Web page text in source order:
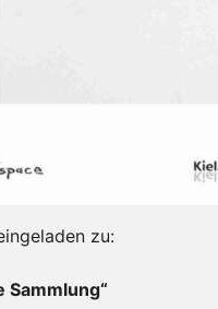
zu:
Sammlung“